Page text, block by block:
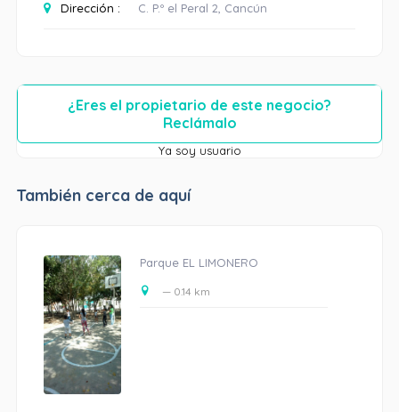
Dirección : C. P.º el Peral 2, Cancún
¿Eres el propietario de este negocio?
Reclámalo
Ya soy usuario
También cerca de aquí
Parque EL LIMONERO
— 0.14 km